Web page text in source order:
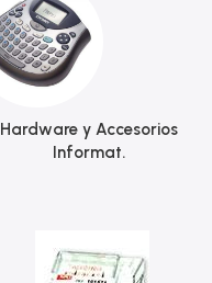
Hardware y Accesorios
Informat.